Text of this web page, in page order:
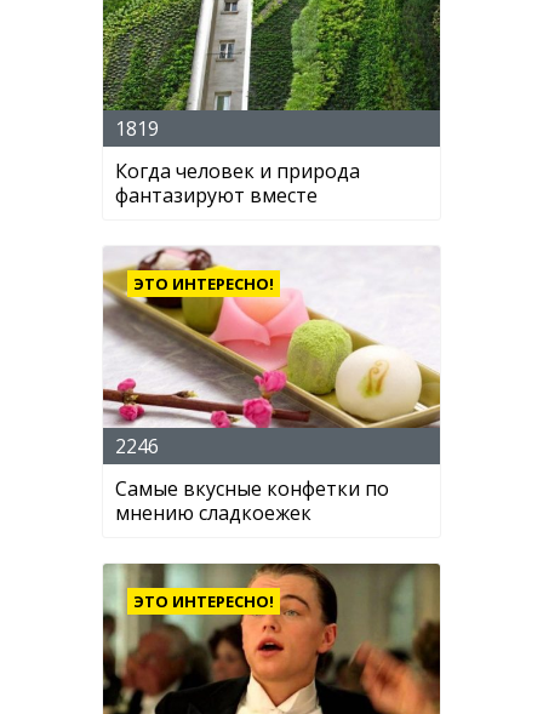
1819
Когда человек и природа
фантазируют вместе
ЭТО ИНТЕРЕСНО!
2246
Самые вкусные конфетки по
мнению сладкоежек
ЭТО ИНТЕРЕСНО!